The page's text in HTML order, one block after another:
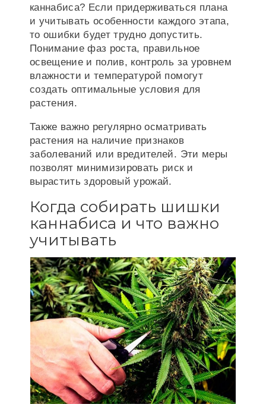
каннабиса? Если придерживаться плана
и учитывать особенности каждого этапа,
то ошибки будет трудно допустить.
Понимание фаз роста, правильное
освещение и полив, контроль за уровнем
влажности и температурой помогут
создать оптимальные условия для
растения.
Также важно регулярно осматривать
растения на наличие признаков
заболеваний или вредителей. Эти меры
позволят минимизировать риск и
вырастить здоровый урожай.
Когда собирать шишки
каннабиса и что важно
учитывать